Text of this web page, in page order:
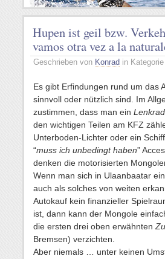
Hupen ist geil bzw.
vamos otra vez a la
Geschrieben von Konrad in Kategorie
Es gibt Erfindungen rund um das
sinnvoll oder nützlich sind. Im
zustimmen, dass man ein
den wichtigen Teilen am KFZ
Unterboden-Lichter oder ein
“muss ich unbedingt haben”
denken die motorisierten
Wenn man sich in Ulaanbaatar
auch als solches von weiten
Autokauf kein finanzieller
ist, dann kann der Mongole
die ersten drei oben erwähnten
Bremsen) verzichten.
Aber niemals … unter keinen